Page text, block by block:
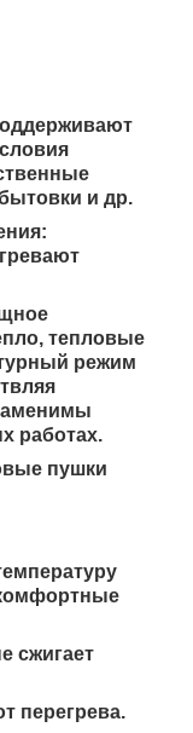
и др.
тепловые
режим
работах.
пушки
сжигает
перегрева.